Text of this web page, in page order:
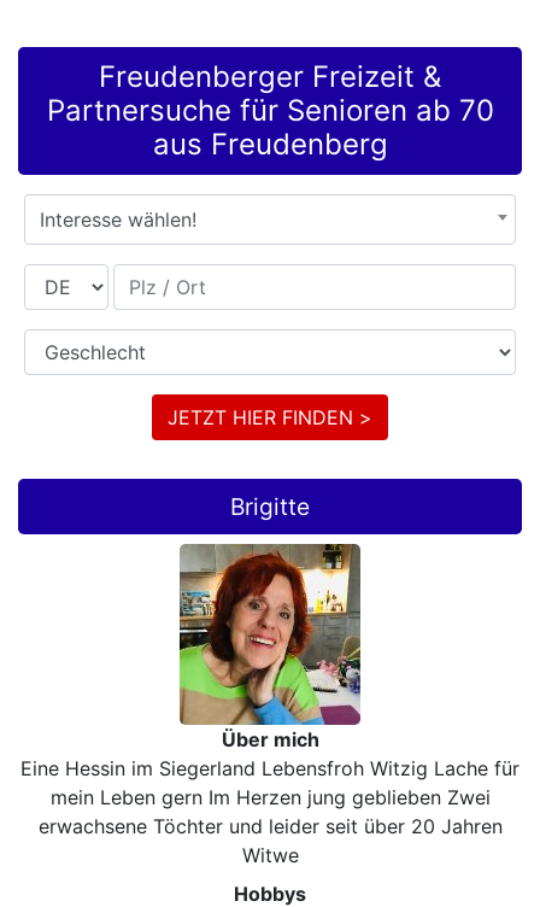
Freudenberger Freizeit &
Partnersuche für Senioren ab 70
aus Freudenberg
Interesse wählen!
Land Plz / Ort
Geschlecht
JETZT HIER FINDEN >
Brigitte
Über mich
Eine Hessin im Siegerland Lebensfroh Witzig Lache für
mein Leben gern Im Herzen jung geblieben Zwei
erwachsene Töchter und leider seit über 20 Jahren
Witwe
Hobbys